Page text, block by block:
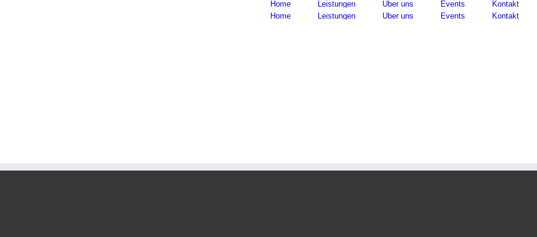
Home Leistungen Über uns Events
Kontakt
Home
Leistungen Über uns Events Kontakt